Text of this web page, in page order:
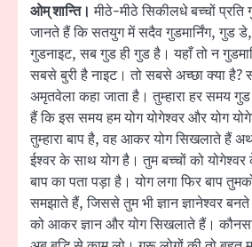
ओम् शान्ति। मीठे-मीठे सिकीलधे बच्चों प्रति
जानते हैं कि सतयुग में सदैव गुडमार्निंग, गुड
गुडनाइट, सब गुड ही गुड है। यहाँ तो न
सबसे बुरी है नाइट। तो सबसे अच्छा क्या है?
अमृतवेला कहा जाता है। तुम्हारा हर समय
हैं कि इस समय हम योग योगेश्वर और योग
तुम्हारा बाप है, वह आकर योग सिखलाते हैं
ईश्वर के साथ योग है। तुम बच्चों को योगेश्वर
बाप का पता पड़ा है। योग लगा फिर बाप
समझाते हैं, जिससे तुम भी ज्ञान ज्ञानेश्वर बनते
को आकर ज्ञान और योग सिखलाते हैं। कौनसा